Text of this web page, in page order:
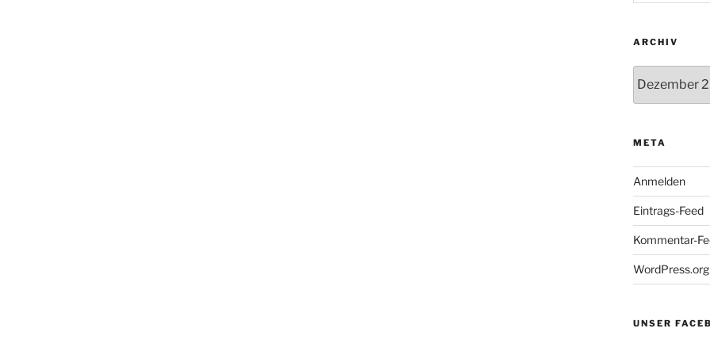
ARCHIV
META
Anmelden
Eintrags-Feed
Kommentar-
WordPress.org
UNSER